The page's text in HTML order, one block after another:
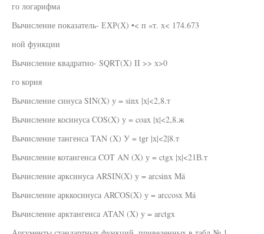
го логарифма
Вычисление показатель- ЕХР(Х) •< п «т. х< 174.673
ной функции
Вычисление квадратно- SQRT(X) II >> х>0
го корня
Вычисление синуса SIN(X) у = sinx |х|<2,8.т
Вычисление косинуса COS(X) у = coax |х|<2,8.ж
Вычисление тангенса TAN (X) У = tgr |х|<2|8.т
Вычисление котангенса COT AN (X) у = ctgx |х|<21В.т
Вычисление арксинуса ARSIN(X) у = arcsinx Má
Вычисление арккосинуса ARCOS(X) у = arccosx Má
Вычисление арктангенса ATAN (X) у = arctgx